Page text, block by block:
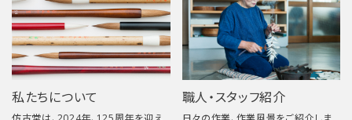
私たちについて 職人・スタッフ紹介